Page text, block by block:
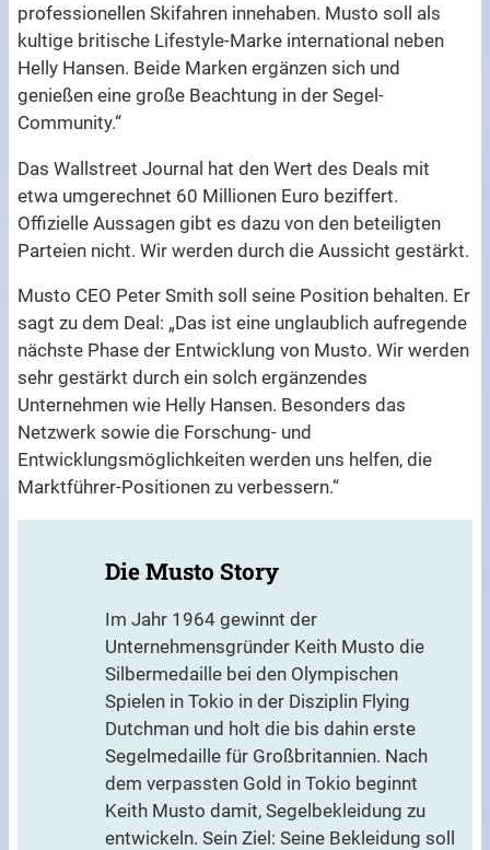
professionellen Skifahren innehaben. Musto soll als
kultige britische Lifestyle-Marke international neben
Helly Hansen. Beide Marken ergänzen sich und
genießen eine große Beachtung in der Segel-
Community.“
Das Wallstreet Journal hat den Wert des Deals mit
etwa umgerechnet 60 Millionen Euro beziffert.
Offizielle Aussagen gibt es dazu von den beteiligten
Parteien nicht. Wir werden durch die Aussicht gestärkt.
Musto CEO Peter Smith soll seine Position behalten. Er
sagt zu dem Deal: „Das ist eine unglaublich aufregende
nächste Phase der Entwicklung von Musto. Wir werden
sehr gestärkt durch ein solch ergänzendes
Unternehmen wie Helly Hansen. Besonders das
Netzwerk sowie die Forschung- und
Entwicklungsmöglichkeiten werden uns helfen, die
Marktführer-Positionen zu verbessern.“
Die Musto Story
Im Jahr 1964 gewinnt der
Unternehmensgründer Keith Musto die
Silbermedaille bei den Olympischen
Spielen in Tokio in der Disziplin Flying
Dutchman und holt die bis dahin erste
Segelmedaille für Großbritannien. Nach
dem verpassten Gold in Tokio beginnt
Keith Musto damit, Segelbekleidung zu
entwickeln. Sein Ziel: Seine Bekleidung soll